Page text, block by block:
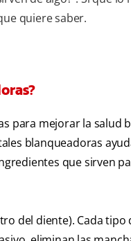
quiere saber.
para mejorar la salud
blanqueadoras
que sirven
del diente). Cada